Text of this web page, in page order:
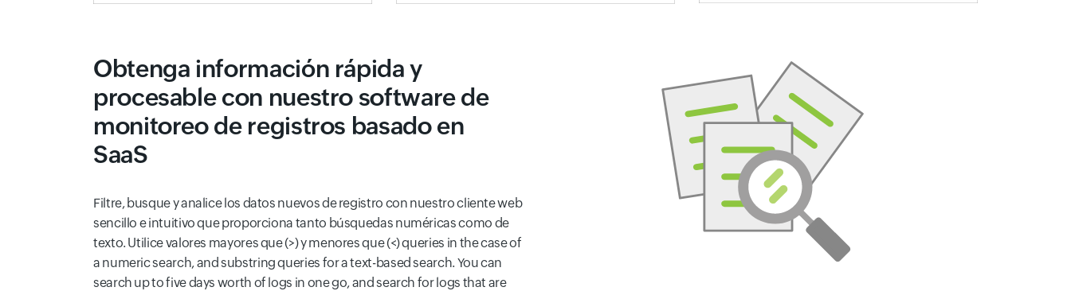
Obtenga información rápida y
procesable con nuestro software de
monitoreo de registros basado en
SaaS
Filtre, busque y analice los datos nuevos de registro con nuestro cliente web
sencillo e intuitivo que proporciona tanto búsquedas numéricas como de
texto. Utilice valores mayores que (>) y menores que (<) queries in the case of
a numeric search, and substring queries for a text-based search. You can
search up to five days worth of logs in one go, and search for logs that are